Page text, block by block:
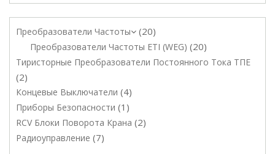
Преобразователи Частоты 20
Преобразователи Частоты ETI (WEG) 20
Тиристорные Преобразователи Постоянного Тока ТПЕ
2
Концевые Выключатели 4
Приборы Безопасности 1
RCV Блоки Поворота Крана 2
Радиоуправление 7